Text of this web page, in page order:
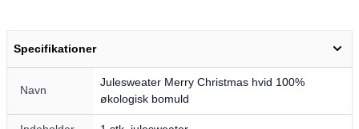
Specifikationer
Navn
Julesweater Merry Christmas hvid 100%
økologisk bomuld